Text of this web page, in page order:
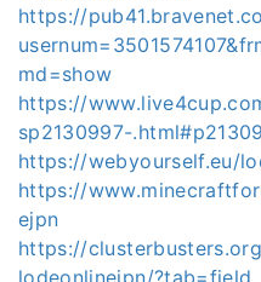
https://
md=show
https://
sp2130997-
https://webyourself.eu/
https://
ejpn
https://
lodeonlinejpn/